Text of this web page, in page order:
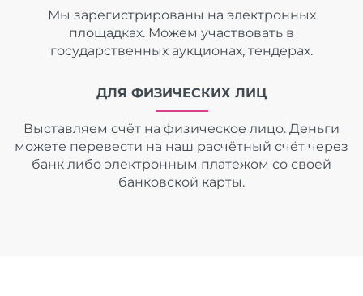
Мы зарегистрированы на электронных
площадках. Можем участвовать в
государственных аукционах, тендерах.
ДЛЯ ФИЗИЧЕСКИХ ЛИЦ
Выставляем счёт на физическое лицо. Деньги
можете перевести на наш расчётный счёт через
банк либо электронным платежом со своей
банковской карты.